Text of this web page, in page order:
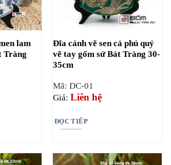
lam
Tràng
Đĩa cảnh vẽ sen cá phú quý
vẽ tay gốm sứ Bát Tràng 30-
35cm
Mã: DC-01
Giá: Liên hệ
ĐỌC TIẾP